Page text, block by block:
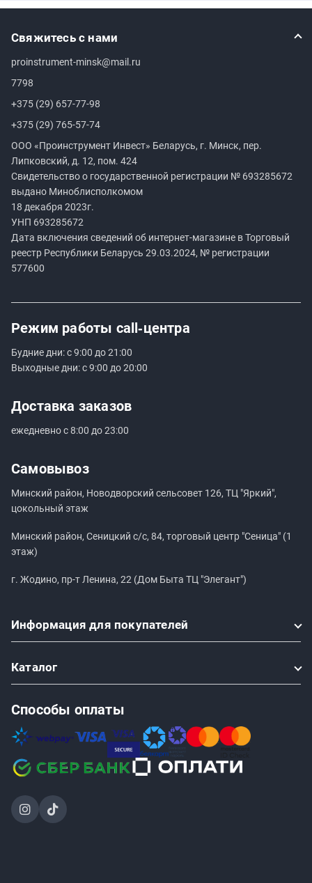
Свяжитесь с нами
proinstrument-minsk@mail.ru
7798
+375 (29) 657-77-98
+375 (29) 765-57-74
ООО «Проинструмент Инвест» Беларусь, г. Минск, пер.
Липковский, д. 12, пом. 424
Свидетельство о государственной регистрации № 693285672
выдано Миноблисполкомом
18 декабря 2023г.
УНП 693285672
Дата включения сведений об интернет-магазине в Торговый
реестр Республики Беларусь 29.03.2024, № регистрации
577600
Режим работы call‑центра
Будние дни: с 9:00 до 21:00
Выходные дни: с 9:00 до 20:00
Доставка заказов
ежедневно с 8:00 до 23:00
Самовывоз
Минский район, Новодворский сельсовет 126, ТЦ "Яркий",
цокольный этаж
Минский район, Сеницкий с/с, 84, торговый центр "Сеница" (1
этаж)
г. Жодино, пр-т Ленина, 22 (Дом Быта ТЦ "Элегант")
Информация для покупателей
Каталог
Способы оплаты